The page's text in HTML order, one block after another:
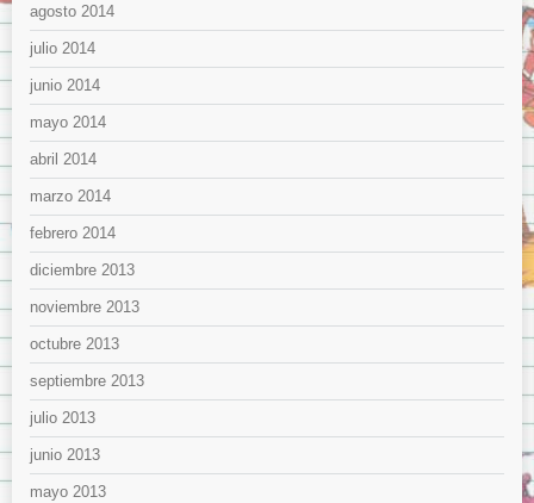
agosto 2014
julio 2014
junio 2014
mayo 2014
abril 2014
marzo 2014
febrero 2014
diciembre 2013
noviembre 2013
octubre 2013
septiembre 2013
julio 2013
junio 2013
mayo 2013